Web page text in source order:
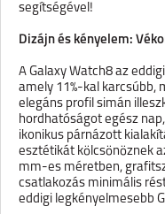
segítségével!
Dizájn és kényelem:
A Galaxy Watch8 az
amely 11%-kal karcsúbb,
elegáns profil simán
hordhatóságot egész
ikonikus párnázott
esztétikát kölcsönöznek
mm-es méretben,
csatlakozás minimális
eddigi legkényelmesebb